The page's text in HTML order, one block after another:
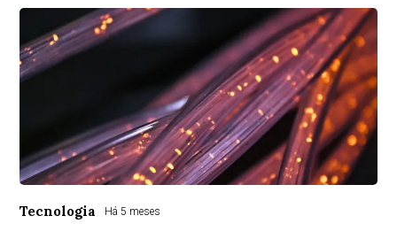
Tecnologia Há 5 meses